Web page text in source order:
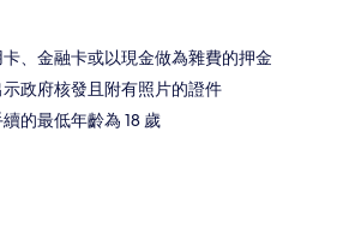
、金融卡或以現金做為雜費的押金
政府核發且附有照片的證件
的最低年齡為 18 歲